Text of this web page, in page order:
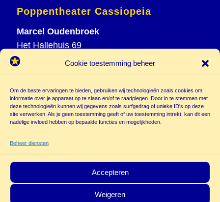
Cookie toestemming beheer
Om de beste ervaringen te bieden, gebruiken wij technologieën zoals cookies om
informatie over je apparaat op te slaan en/of te raadplegen. Door in te stemmen met
deze technologieën kunnen wij gegevens zoals surfgedrag of unieke ID's op deze
site verwerken. Als je geen toestemming geeft of uw toestemming intrekt, kan dit een
nadelige invloed hebben op bepaalde functies en mogelijkheden.
Beheer diensten
Accepteren
Weigeren
Poppentheater Cassiopeia
Marcel Oudenbroek
Het Hallehuis 69
3823 VH Amersfoort
M 06 20 26 94 61
info@
poppentheatercassiopeia.nl